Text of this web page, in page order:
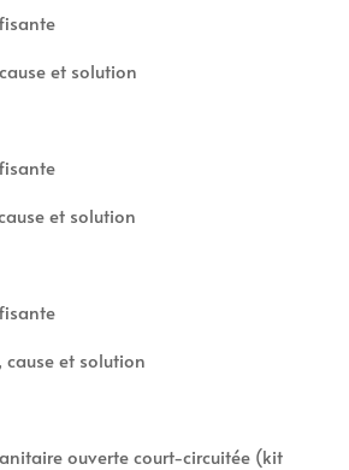
et solution
et solution
et solution
ouverte court-circuitée (kit